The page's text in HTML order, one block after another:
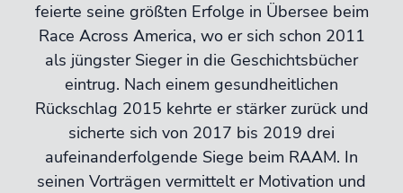
feierte seine größten Erfolge in Übersee beim
Race Across America, wo er sich schon 2011
als jüngster Sieger in die Geschichtsbücher
eintrug. Nach einem gesundheitlichen
Rückschlag 2015 kehrte er stärker zurück und
sicherte sich von 2017 bis 2019 drei
aufeinanderfolgende Siege beim RAAM. In
seinen Vorträgen vermittelt er Motivation und